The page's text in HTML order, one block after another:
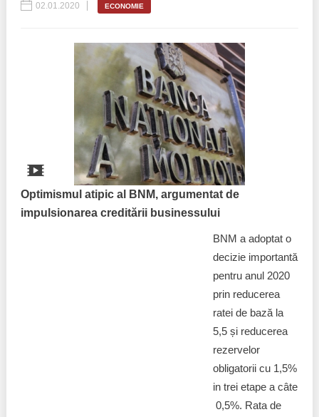
02.01.2020 ECONOMIE
Optimismul atipic al BNM, argumentat de
impulsionarea creditării businessului
BNM a adoptat o
decizie importantă
pentru anul 2020
prin reducerea
ratei de bază la
5,5 și reducerea
rezervelor
obligatorii cu 1,5%
in trei etape a câte
0,5%. Rata de